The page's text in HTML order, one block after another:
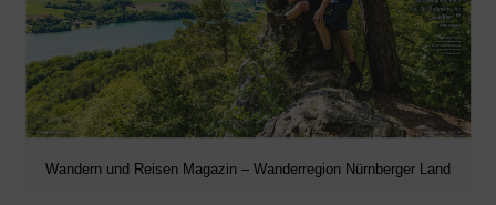
Wandern und Reisen Magazin – Wanderregion Nürnberger Land